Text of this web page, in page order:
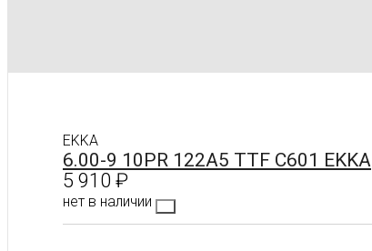
EKKA
6.00-9 10PR 122A5 TTF C601 EKKA
5 910 ₽
нет в наличии